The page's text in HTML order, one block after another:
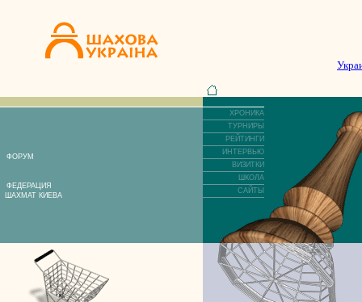
ФОРУМ
ФЕДЕРАЦИЯ
ШАХМАТ КИЕВА
ХРОНИКА
ТУРНИРЫ
РЕЙТИНГИ
ИНТЕРВЬЮ
ВИЗИТКИ
ШКОЛА
САЙТЫ